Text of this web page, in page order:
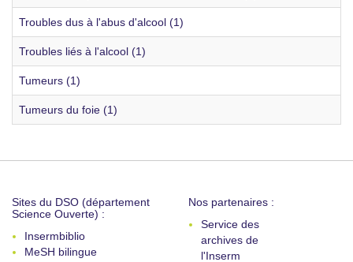
Troubles dus à l'abus d'alcool (1)
Troubles liés à l'alcool (1)
Tumeurs (1)
Tumeurs du foie (1)
Sites du DSO (département
Science Ouverte) :
Insermbiblio
MeSH bilingue
Nos partenaires :
Service des
archives de
l'Inserm